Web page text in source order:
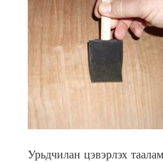
Урьдчилан цэвэрлэх